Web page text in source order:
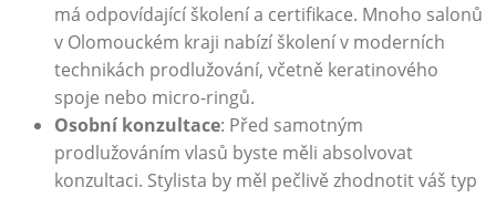
má odpovídající školení a certifikace. Mnoho salonů
v Olomouckém kraji nabízí školení v moderních
technikách prodlužování, včetně keratinového
spoje nebo micro-ringů.
Osobní konzultace: Před samotným
prodlužováním vlasů byste měli absolvovat
konzultaci. Stylista by měl pečlivě zhodnotit váš typ